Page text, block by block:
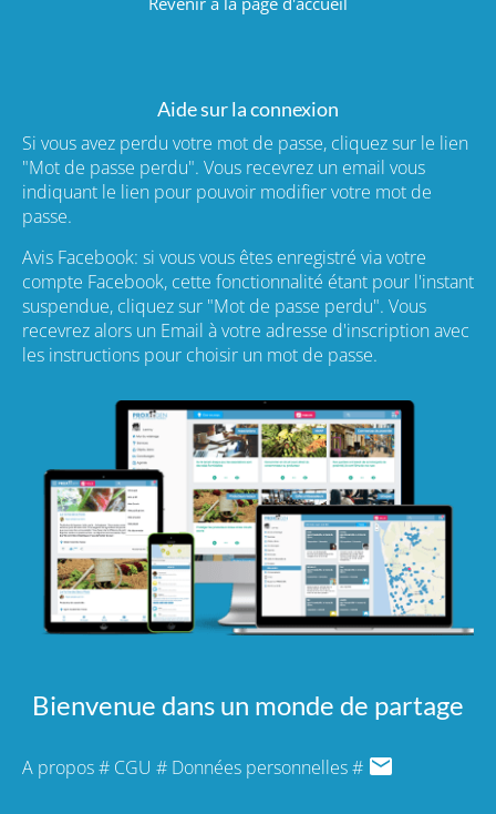
Aide sur la connexion
Si vous avez perdu votre mot de passe, cliquez sur le lien
"Mot de passe perdu". Vous recevrez un email vous
indiquant le lien pour pouvoir modifier votre mot de
passe.
Avis Facebook: si vous vous êtes enregistré via votre
compte Facebook, cette fonctionnalité étant pour l'instant
suspendue, cliquez sur "Mot de passe perdu". Vous
recevrez alors un Email à votre adresse d'inscription avec
les instructions pour choisir un mot de passe.
Bienvenue dans un monde de partage
A propos# CGU # Données personnelles#